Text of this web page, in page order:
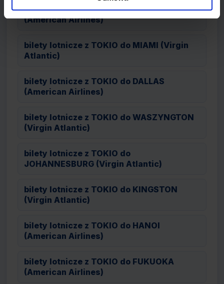
bilety lotnicze z TOKIO do PUSAN
(American Airlines)
bilety lotnicze z TOKIO do MIAMI (Virgin
Atlantic)
bilety lotnicze z TOKIO do DALLAS
(American Airlines)
bilety lotnicze z TOKIO do WASZYNGTON
(Virgin Atlantic)
bilety lotnicze z TOKIO do
JOHANNESBURG (Virgin Atlantic)
bilety lotnicze z TOKIO do KINGSTON
(Virgin Atlantic)
bilety lotnicze z TOKIO do HANOI
(American Airlines)
bilety lotnicze z TOKIO do FUKUOKA
(American Airlines)